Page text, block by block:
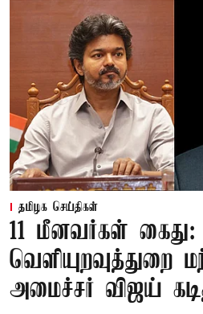
தமிழக செய்திகள்
11 மீனவர்கள் கைது:
வெளியுறவுத்துறை
அமைச்சர் விஜய்